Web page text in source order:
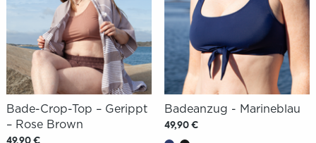
Bade-Crop-Top – Gerippt
– Rose Brown
49,90 €
Badeanzug - Marineblau
49,90 €